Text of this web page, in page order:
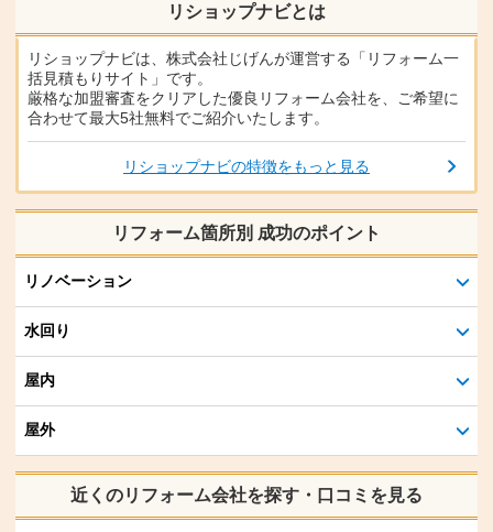
リショップナビとは
リショップナビは、株式会社じげんが運営する「リフォーム一
括見積もりサイト」です。
厳格な加盟審査をクリアした優良リフォーム会社を、ご希望に
合わせて最大5社無料でご紹介いたします。
リショップナビの特徴をもっと見る
リフォーム箇所別 成功のポイント
リノベーション
水回り
屋内
屋外
近くのリフォーム会社を探す・口コミを見る